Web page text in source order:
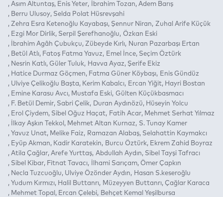
Asım Altuntaş
Enis Yeter İbrahim Tozan Adem Barış
Berru Ulusoy Selda Polat Hüsrevşahi
Zehra Esra Ketenoğlu Kayabaşı
Şennur Niran
Zuhal Arife Küçük
Ezgi Mor Dirlik Serpil Şerefhanoğlu
Özkan Eski
İbrahim Agâh Çubukçu Zübeyde Kırlı
Nuran Pazarbaşı Ertan
Betül Atlı
Fatoş Fatma Yavuz Emel İnce Seçim Öztürk
Nesrin Katlı
Güler Tuluk Havva Ayaz
Şerife Ekiz
Hatice Durmaz Göçmen
Fatma Güner Köybaşı
Enis Gündüz
Ulviye Çelikoğlu Başta
Kerim Kabalcı Ercan Yiğit
Hayri Bostan
Emine Karasu Avcı
Mustafa Eski
Gülten Küçükbasmacı
F. Betül Demir Sabri Çelik Duran Aydınözü
Hüseyin Yolcu
Erol Çiydem Sibel Oğuz Haçat Fatih Acar
Mehmet Serhat Yılmaz
İlkay Aşkın Tekkol
Mehmet Altan Kurnaz
S. Tunay Kamer
Yavuz Unat
Melike Faiz Ramazan Alabaş Selahattin Kaymakcı
Eyüp Akman
Kadir Karatekin Burcu Öztürk
Ekrem Zahid Boyraz
Atila Çağlar Arefe Yurttaş Abdullah Aydın
Sibel Tayşi Tafracı
Sibel Kibar
Fitnat Tavacı İlhami Sarıçam Ömer Çapkın
Necla Tuzcuoğlu
Ulviye Özönder Aydın
Hasan S.keseroğlu
Yudum Kırmızı
Halil Buttanrı Müzeyyen Buttanrı
Çağlar Karaca
Mehmet Topal
Ercan Çelebi Behçet Kemal Yeşilbursa